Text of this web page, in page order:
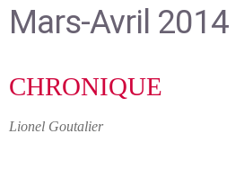
Mars-Avril 2014
CHRONIQUE
Lionel Goutalier